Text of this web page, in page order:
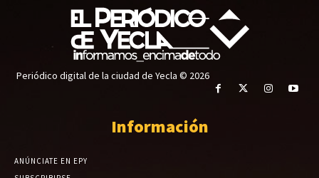
Periódico digital de la ciudad de Yecla © 2026
Información
ANÚNCIATE EN EPY